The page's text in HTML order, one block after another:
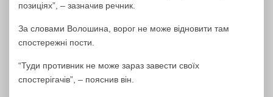
позиціях”, – зазначив речник.
За словами Волошина, ворог не може відновити там
спостережні пости.
“Туди противник не може зараз завести своїх
спостерігачів”, – пояснив він.